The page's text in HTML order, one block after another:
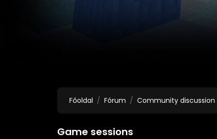
Főoldal Fórum Community discussion
Game sessions